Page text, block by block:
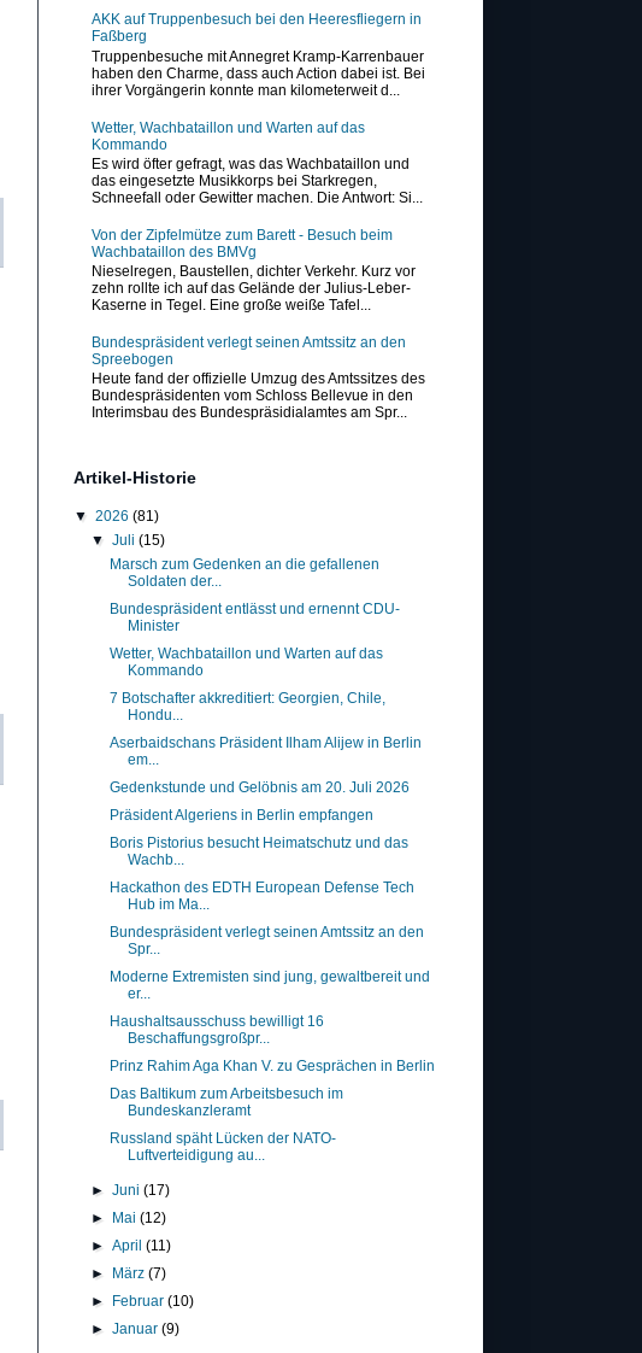
AKK auf Truppenbesuch bei den Heeresfliegern in
Faßberg
Truppenbesuche mit Annegret Kramp-Karrenbauer
haben den Charme, dass auch Action dabei ist. Bei
ihrer Vorgängerin konnte man kilometerweit d...
Wetter, Wachbataillon und Warten auf das
Kommando
Es wird öfter gefragt, was das Wachbataillon und
das eingesetzte Musikkorps bei Starkregen,
Schneefall oder Gewitter machen. Die Antwort: Si...
Von der Zipfelmütze zum Barett - Besuch beim
Wachbataillon des BMVg
Nieselregen, Baustellen, dichter Verkehr. Kurz vor
zehn rollte ich auf das Gelände der Julius-Leber-
Kaserne in Tegel. Eine große weiße Tafel...
Bundespräsident verlegt seinen Amtssitz an den
Spreebogen
Heute fand der offizielle Umzug des Amtssitzes des
Bundespräsidenten vom Schloss Bellevue in den
Interimsbau des Bundespräsidialamtes am Spr...
Artikel-Historie
▼ 2026 (81)
▼Juli(15)
Marsch zum Gedenken an die gefallenen
Soldaten der...
Bundespräsident entlässt und ernennt CDU-
Minister
Wetter, Wachbataillon und Warten auf das
Kommando
7 Botschafter akkreditiert: Georgien, Chile,
Hondu...
Aserbaidschans Präsident Ilham Alijew in Berlin
em...
Gedenkstunde und Gelöbnis am 20. Juli 2026
Präsident Algeriens in Berlin empfangen
Boris Pistorius besucht Heimatschutz und das
Wachb...
Hackathon des EDTH European Defense Tech
Hub im Ma...
Bundespräsident verlegt seinen Amtssitz an den
Spr...
Moderne Extremisten sind jung, gewaltbereit und
er...
Haushaltsausschuss bewilligt 16
Beschaffungsgroßpr...
Prinz Rahim Aga Khan V. zu Gesprächen in Berlin
Das Baltikum zum Arbeitsbesuch im
Bundeskanzleramt
Russland späht Lücken der NATO-
Luftverteidigung au...
►Juni(17)
► Mai(12)
►April(11)
► März(7)
► Februar(10)
►Januar(9)